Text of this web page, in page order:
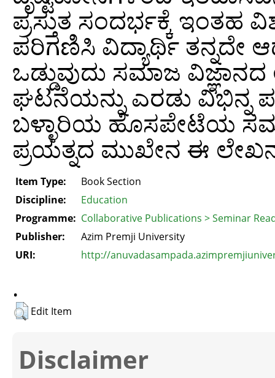
ಪ್ರಸ್ತುತ ಸಂದರ್ಭಕ್ಕೆ ಇಂತಹ
ಪರಿಗಣಿಸಿ ವಿದ್ಯಾರ್ಥಿ ತನ್ನದೇ
ಒಡ್ಡುವುದು ಸಮಾಜ
ಘಟನೆಯನ್ನು ಎರಡು ವಿಭಿನ್ನ
ಬಳ್ಳಾರಿಯ ಹೊಸಪೇಟೆಯ
ಪ್ರಯತ್ನದ ಮುಖೇನ ಈ
Item Type:
Book Section
Discipline:
Education
Programme: Collaborative Publications > Seminar
Publisher:
Azim Premji University
URI:
http://
.
Edit Item
Disclaimer